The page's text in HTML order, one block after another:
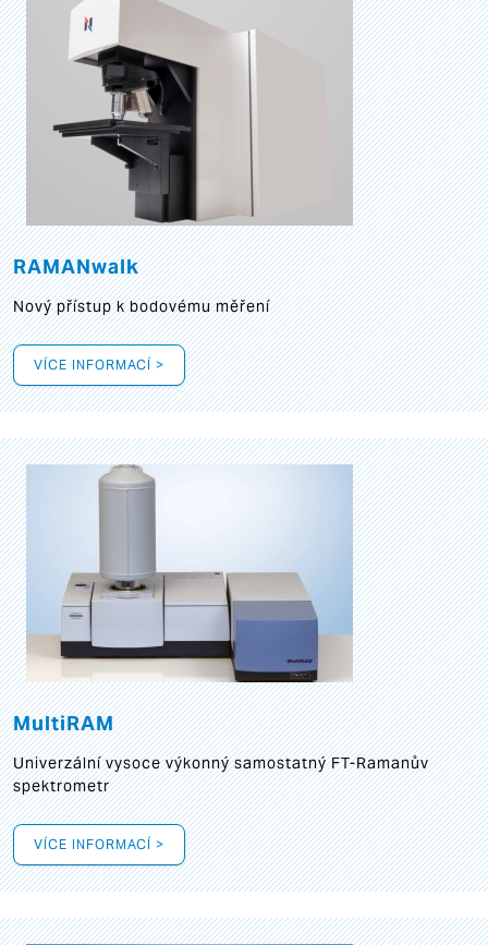
RAMANwalk
Nový přístup k bodovému měření
VÍCE INFORMACÍ >
MultiRAM
Univerzální vysoce výkonný samostatný FT-Ramanův
spektrometr
VÍCE INFORMACÍ >